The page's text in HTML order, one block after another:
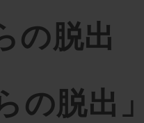
の脱出
の脱出